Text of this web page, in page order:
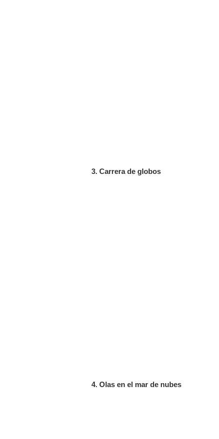
3. Carrera de globos
4. Olas en el mar de nubes